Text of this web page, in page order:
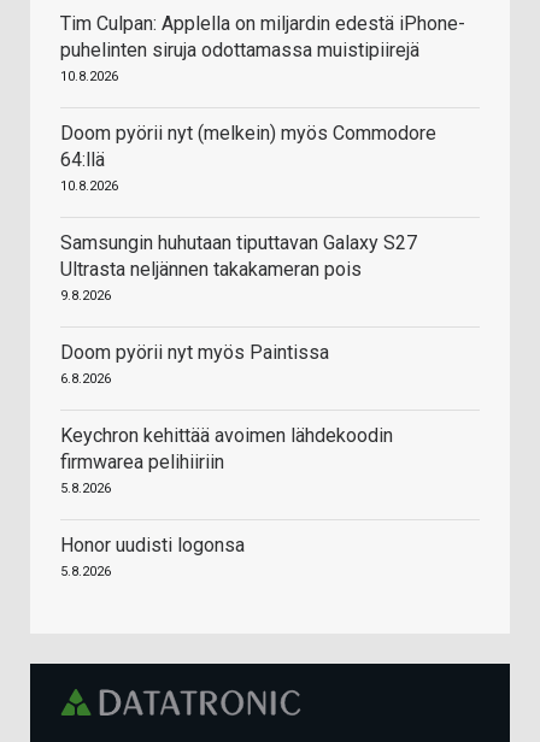
Tim Culpan: Applella on miljardin edestä iPhone-
puhelinten siruja odottamassa muistipiirejä
10.8.2026
Doom pyörii nyt (melkein) myös Commodore
64:llä
10.8.2026
Samsungin huhutaan tiputtavan Galaxy S27
Ultrasta neljännen takakameran pois
9.8.2026
Doom pyörii nyt myös Paintissa
6.8.2026
Keychron kehittää avoimen lähdekoodin
firmwarea pelihiiriin
5.8.2026
Honor uudisti logonsa
5.8.2026